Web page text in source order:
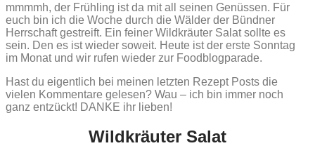
mmmmh, der Frühling ist da mit all seinen Genüssen. Für
euch bin ich die Woche durch die Wälder der Bündner
Herrschaft gestreift. Ein feiner Wildkräuter Salat sollte es
sein. Den es ist wieder soweit. Heute ist der erste Sonntag
im Monat und wir rufen wieder zur Foodblogparade.
Hast du eigentlich bei meinen letzten Rezept Posts die
vielen Kommentare gelesen? Wau – ich bin immer noch
ganz entzückt! DANKE ihr lieben!
Wildkräuter Salat